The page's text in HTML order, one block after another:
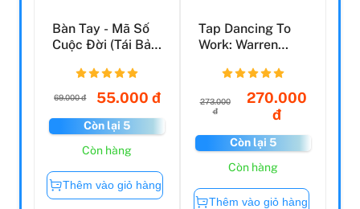
Bàn Tay - Mã Số
Cuộc Đời (Tái Bản
69.000 đ 55.000 đ
Còn lại 5
Còn hàng
Thêm vào giỏ hàng
Tap Dancing To
Work: Warren
Practically...
273.000
đ
270.000
đ
Còn lại 5
Còn hàng
Thêm vào giỏ hàng